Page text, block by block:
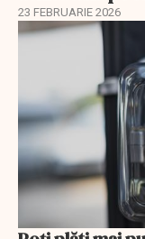
23 FEBRUARIE 2026